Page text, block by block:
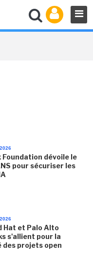
Foundation dévoile le
pour sécuriser les
Hat et Palo Alto
s'allient pour la
des projets open